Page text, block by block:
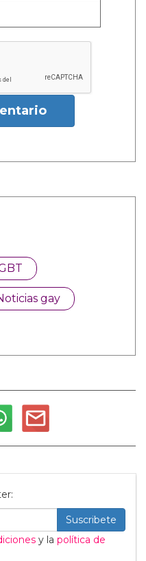
gay
Suscribete
y la política de